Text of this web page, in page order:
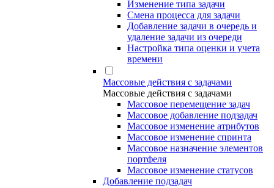
Изменение типа задачи
Смена процесса для задачи
Добавление задачи в очередь и
удаление задачи из очереди
Настройка типа оценки и учета
времени
Массовые действия с задачами
Массовые действия с задачами
Массовое перемещение задач
Массовое добавление подзадач
Массовое изменение атрибутов
Массовое изменение спринта
Массовое назначение элементов
портфеля
Массовое изменение статусов
Добавление подзадач